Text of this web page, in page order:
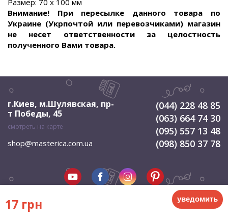
Размер: 70 х 100 мм
Внимание! При пересылке данного товара по
Украине (Укрпочтой или перевозчиками) магазин
не несет ответственности за целостность
полученного Вами товара.
17 грн уведомить
г.Киев, м.Шулявская, пр-
т Победы, 45
смотреть на карте
shop@masterica.com.ua
(044) 228 48 85
(063) 664 74 30
(095) 557 13 48
(098) 850 37 78